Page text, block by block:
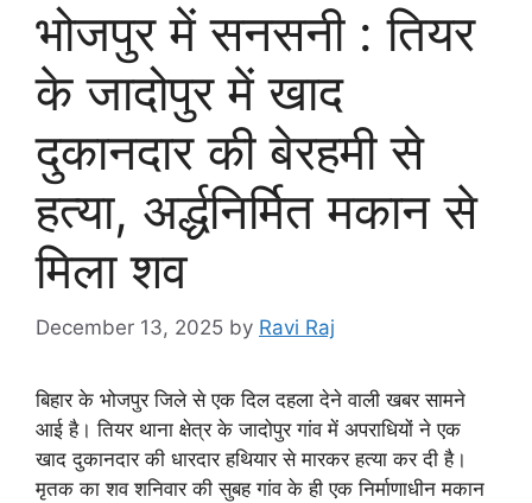
भोजपुर में सनसनी : तियर
के जादोपुर में खाद
दुकानदार की बेरहमी से
हत्या, अर्द्धनिर्मित मकान से
मिला शव
December 13, 2025 by Ravi Raj
बिहार के भोजपुर जिले से एक दिल दहला देने वाली खबर सामने
आई है। तियर थाना क्षेत्र के जादोपुर गांव में अपराधियों ने एक
खाद दुकानदार की धारदार हथियार से मारकर हत्या कर दी है।
मृतक का शव शनिवार की सुबह गांव के ही एक निर्माणाधीन मकान